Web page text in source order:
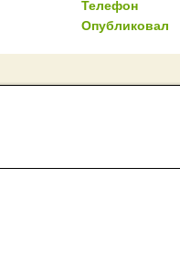
Телефон
Опубликовал